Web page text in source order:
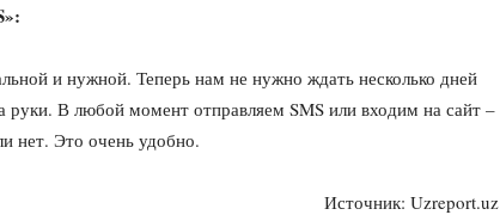
»:
и нужной. Теперь нам не нужно ждать несколько дней
В любой момент отправляем SMS или входим на сайт –
нет. Это очень удобно.
Источник: Uzreport.uz